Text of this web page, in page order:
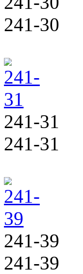
241-30
241-31
241-31
241-39
241-39